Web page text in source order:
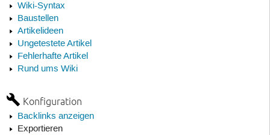
Wiki-Syntax
Baustellen
Artikelideen
Ungetestete Artikel
Fehlerhafte Artikel
Rund ums Wiki
Konfiguration
Backlinks anzeigen
Exportieren